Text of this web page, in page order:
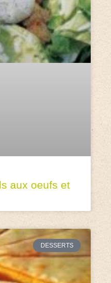
aux oeufs et
DESSERTS